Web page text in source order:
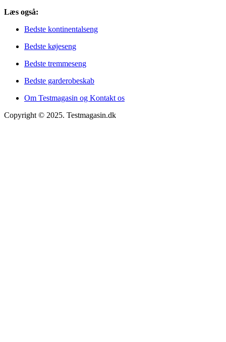
Læs også:
Bedste kontinentalseng
Bedste køjeseng
Bedste tremmeseng
Bedste garderobeskab
Om Testmagasin og Kontakt os
Copyright © 2025. Testmagasin.dk